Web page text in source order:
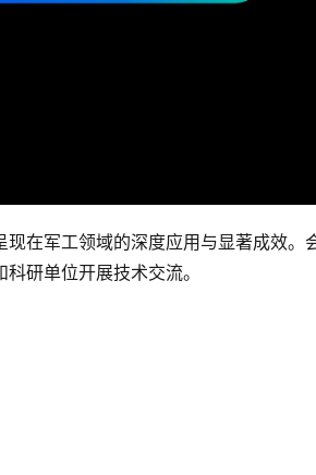
在军工领域的深度应用与显著成效。
研单位开展技术交流。